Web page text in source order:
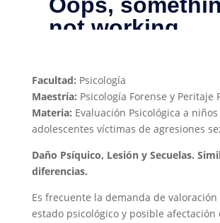
Facultad: Psicología
Maestría: Psicología Forense y Peritaje
Materia: Evaluación Psicológica a niños
adolescentes víctimas de agresiones
Daño Psíquico, Lesión y Secuelas.
diferencias.
Es frecuente la demanda de
estado psicológico y posible afectación